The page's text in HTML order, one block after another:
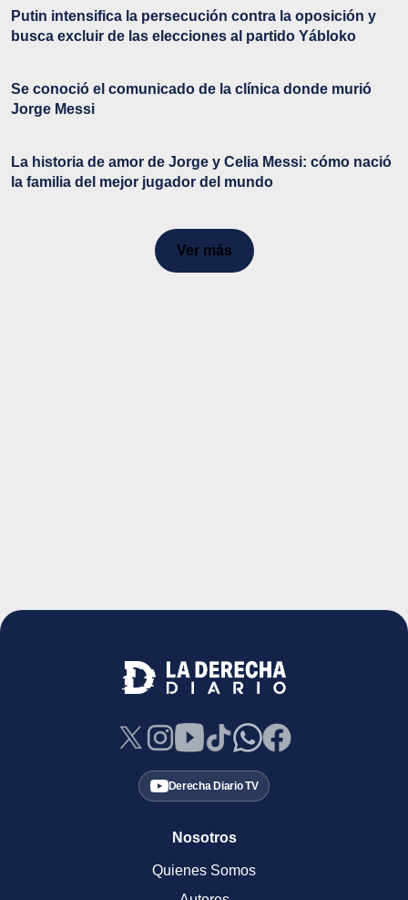
Putin intensifica la persecución contra la oposición y
busca excluir de las elecciones al partido Yábloko
Se conoció el comunicado de la clínica donde murió
Jorge Messi
La historia de amor de Jorge y Celia Messi: cómo nació
la familia del mejor jugador del mundo
Ver más
Derecha Diario TV
Nosotros
Quienes Somos